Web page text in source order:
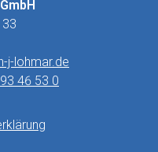
j-lohmar.de
46 53 0